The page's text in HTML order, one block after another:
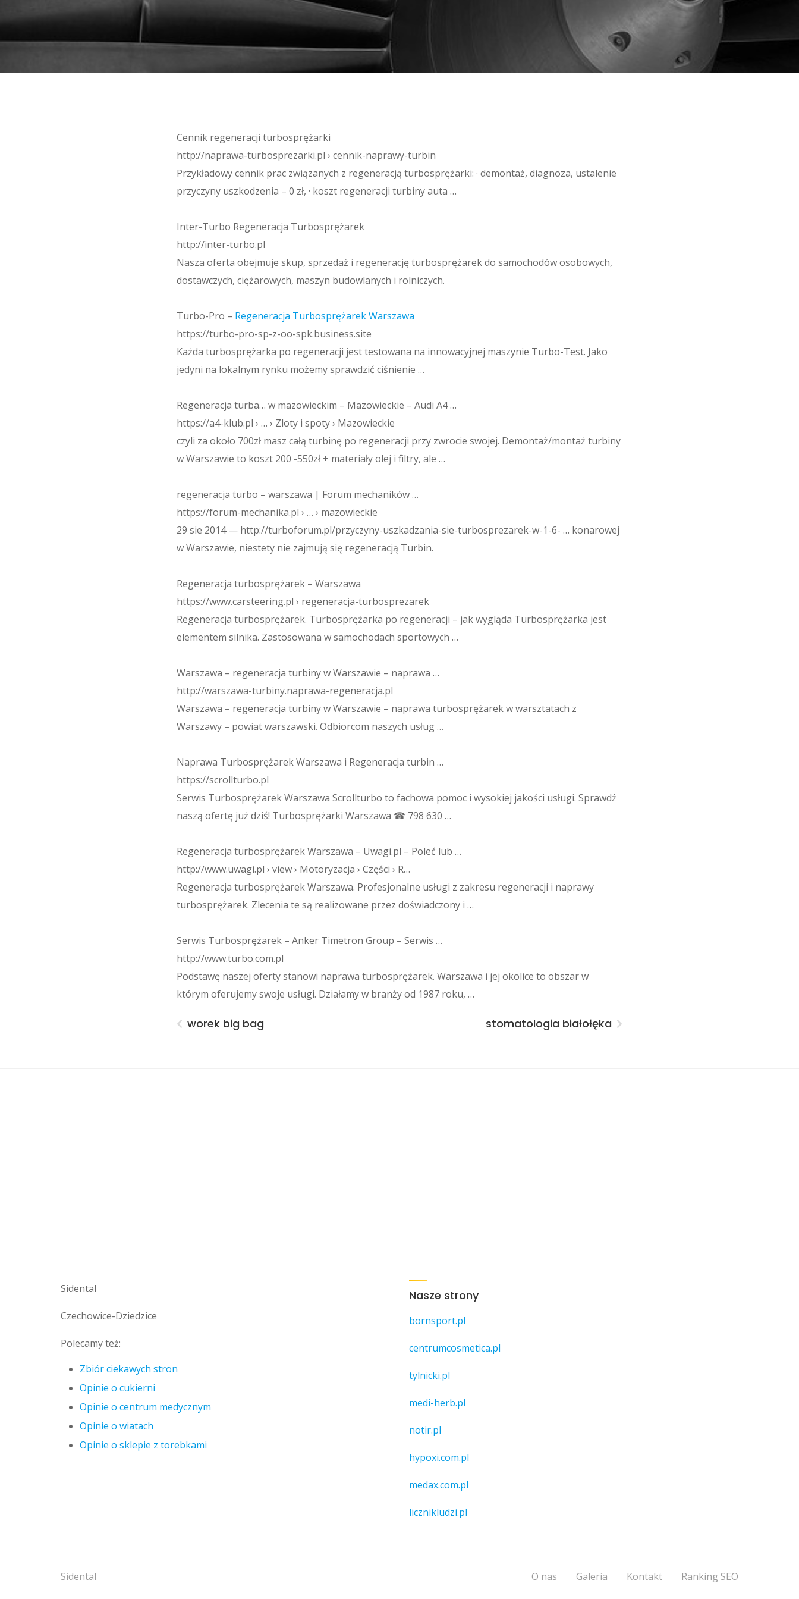
Cennik regeneracji turbosprężarki
http://naprawa-turbosprezarki.pl › cennik-naprawy-turbin
Przykładowy cennik prac związanych z regeneracją turbosprężarki: · demontaż, diagnoza, ustalenie
przyczyny uszkodzenia – 0 zł, · koszt regeneracji turbiny auta​ …
Inter-Turbo Regeneracja Turbosprężarek
http://inter-turbo.pl
Nasza oferta obejmuje skup, sprzedaż i regenerację turbosprężarek do samochodów osobowych,
dostawczych, ciężarowych, maszyn budowlanych i rolniczych.
Turbo-Pro – Regeneracja Turbosprężarek Warszawa
https://turbo-pro-sp-z-oo-spk.business.site
Każda turbosprężarka po regeneracji jest testowana na innowacyjnej maszynie Turbo-Test. Jako
jedyni na lokalnym rynku możemy sprawdzić ciśnienie …
Regeneracja turba… w mazowieckim – Mazowieckie – Audi A4 …
https://a4-klub.pl › … › Zloty i spoty › Mazowieckie
czyli za około 700zł masz całą turbinę po regeneracji przy zwrocie swojej. Demontaż/montaż turbiny
w Warszawie to koszt 200 -550zł + materiały olej i filtry, ale …
regeneracja turbo – warszawa | Forum mechaników …
https://forum-mechanika.pl › … › mazowieckie
29 sie 2014 — http://turboforum.pl/przyczyny-uszkadzania-sie-turbosprezarek-w-1-6- … konarowej
w Warszawie, niestety nie zajmują się regeneracją Turbin.
Regeneracja turbosprężarek – Warszawa
https://www.carsteering.pl › regeneracja-turbosprezarek
Regeneracja turbosprężarek. Turbosprężarka po regeneracji – jak wygląda Turbosprężarka jest
elementem silnika. Zastosowana w samochodach sportowych …
Warszawa – regeneracja turbiny w Warszawie – naprawa …
http://warszawa-turbiny.naprawa-regeneracja.pl
Warszawa – regeneracja turbiny w Warszawie – naprawa turbosprężarek w warsztatach z
Warszawy – powiat warszawski. Odbiorcom naszych usług …
Naprawa Turbosprężarek Warszawa i Regeneracja turbin …
https://scrollturbo.pl
Serwis Turbosprężarek Warszawa Scrollturbo to fachowa pomoc i wysokiej jakości usługi. Sprawdź
naszą ofertę już dziś! Turbosprężarki Warszawa ☎ 798 630 …
Regeneracja turbosprężarek Warszawa – Uwagi.pl – Poleć lub …
http://www.uwagi.pl › view › Motoryzacja › Części › R…
Regeneracja turbosprężarek Warszawa. Profesjonalne usługi z zakresu regeneracji i naprawy
turbosprężarek. Zlecenia te są realizowane przez doświadczony i …
Serwis Turbosprężarek – Anker Timetron Group – Serwis …
http://www.turbo.com.pl
Podstawę naszej oferty stanowi naprawa turbosprężarek. Warszawa i jej okolice to obszar w
którym oferujemy swoje usługi. Działamy w branży od 1987 roku, …
worek big bag stomatologia białołęka
Sidental
Czechowice-Dziedzice
Polecamy też:
Zbiór ciekawych stron
Opinie o cukierni
Opinie o centrum medycznym
Opinie o wiatach
Opinie o sklepie z torebkami
Nasze strony
bornsport.pl
centrumcosmetica.pl
tylnicki.pl
medi-herb.pl
notir.pl
hypoxi.com.pl
medax.com.pl
licznikludzi.pl
Sidental O nas Galeria Kontakt Ranking SEO